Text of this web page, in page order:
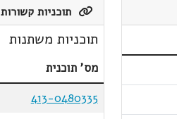
תוכניות קשורות
תוכניות משתנות
מס' תוכנית
413-0480335